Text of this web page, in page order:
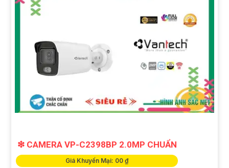
❇ CAMERA VP-C2398BP 2.0MP CHUẨN
Giá Khuyến Mại: 00 ₫